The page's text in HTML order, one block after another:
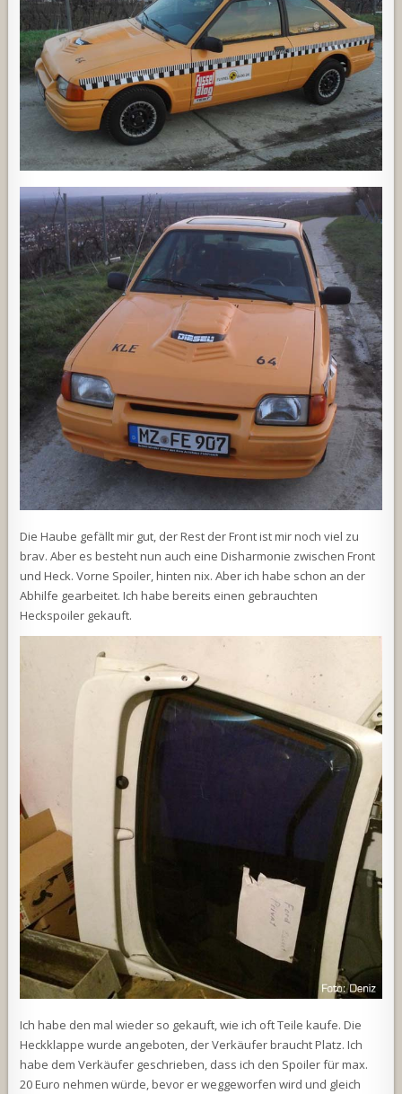
Die Haube gefällt mir gut, der Rest der Front ist mir noch viel zu
brav. Aber es besteht nun auch eine Disharmonie zwischen Front
und Heck. Vorne Spoiler, hinten nix. Aber ich habe schon an der
Abhilfe gearbeitet. Ich habe bereits einen gebrauchten
Heckspoiler gekauft.
Ich habe den mal wieder so gekauft, wie ich oft Teile kaufe. Die
Heckklappe wurde angeboten, der Verkäufer braucht Platz. Ich
habe dem Verkäufer geschrieben, dass ich den Spoiler für max.
20 Euro nehmen würde, bevor er weggeworfen wird und gleich